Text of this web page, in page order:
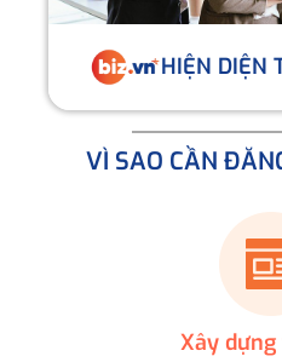
HIỆN DIỆN
VÌ SAO CẦN
Xây